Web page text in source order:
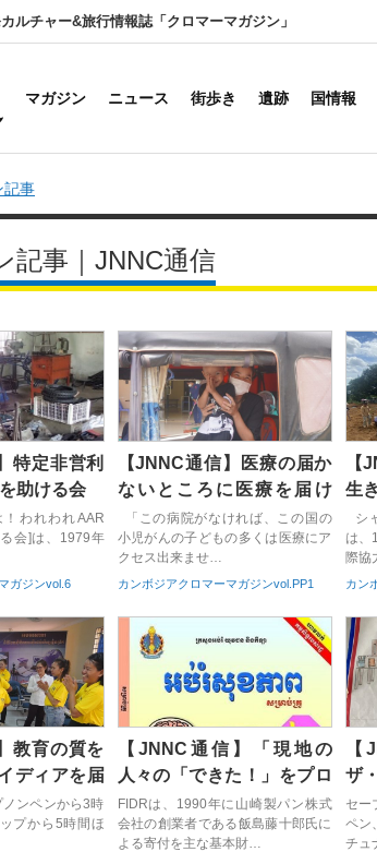
ルチャー&旅行情報誌「クロマーマガジン」
マガジン ニュース 街歩き 遺跡 国情報
記事
記事｜JNNC通信
特定非営利
助ける会
われわれAAR
会]は、1979年
ガジンvol.6
【JNNC通信】医療の届か
ないところに医療を届け
る ジャパンハート
「この病院がなければ、この国の
小児がんの子どもの多くは医療にア
クセス出来ませ…
カンボジアクロマーマガジンvol.PP1
【
生
際
シ
は、
際協
カン
教育の質を
ディアを届
トゥク
ンペンから3時
プから5時間ほ
【JNNC通信】「現地の
人々の「できた！」をプロ
デュース」
FIDRは、1990年に山崎製パン株式
会社の創業者である飯島藤十郎氏に
よる寄付を主な基本財…
【
ザ
心
～
セー
ペン
チュ